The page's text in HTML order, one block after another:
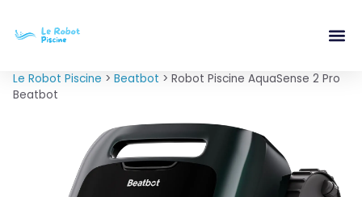
Le Robot Piscine > Beatbot > Robot Piscine AquaSense 2 Pro
Beatbot